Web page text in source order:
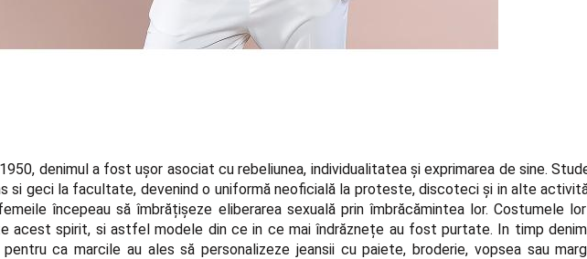
denimul a fost ușor asociat cu rebeliunea, individualitatea și exprimarea de sine.
si geci la facultate, devenind o uniformă neoficială la proteste, discoteci și in alte
începeau să îmbrățișeze eliberarea sexuală prin îmbrăcămintea lor. Costumele
acest spirit, si astfel modele din ce in ce mai îndrăznețe au fost purtate. In timp
ca marcile au ales să personalizeze jeansii cu paiete, broderie, vopsea sau